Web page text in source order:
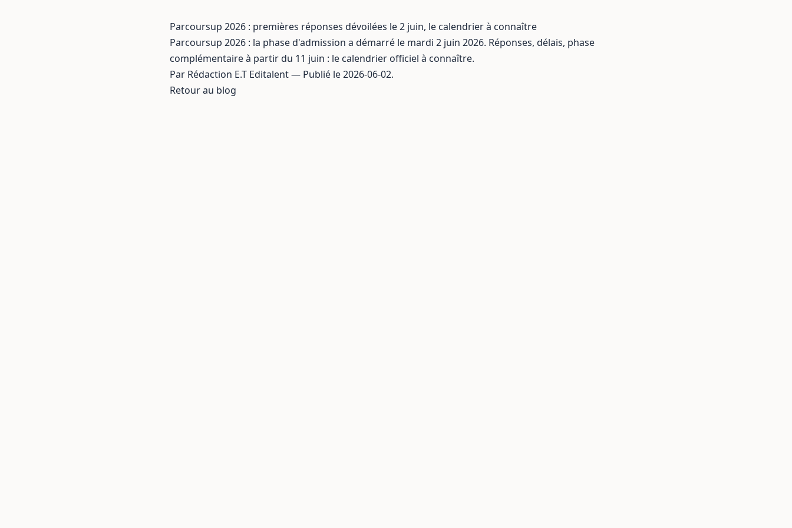
Parcoursup 2026 : premières réponses dévoilées le 2 juin, le calendrier à connaître
Parcoursup 2026 : la phase d'admission a démarré le mardi 2 juin 2026. Réponses, délais, phase
complémentaire à partir du 11 juin : le calendrier officiel à connaître.
Par Rédaction E.T Editalent — Publié le 2026-06-02.
Retour au blog